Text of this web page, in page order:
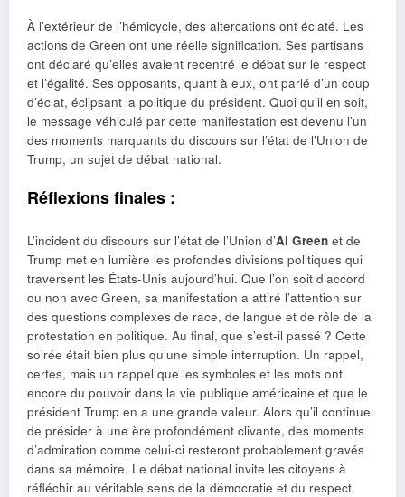
À l’extérieur de l’hémicycle, des altercations ont éclaté. Les
actions de Green ont une réelle signification. Ses partisans
ont déclaré qu’elles avaient recentré le débat sur le respect
et l’égalité. Ses opposants, quant à eux, ont parlé d’un coup
d’éclat, éclipsant la politique du président. Quoi qu’il en soit,
le message véhiculé par cette manifestation est devenu l’un
des moments marquants du discours sur l’état de l’Union de
Trump, un sujet de débat national.
Réflexions finales :
L’incident du discours sur l’état de l’Union d’Al Green et de
Trump met en lumière les profondes divisions politiques qui
traversent les États-Unis aujourd’hui. Que l’on soit d’accord
ou non avec Green, sa manifestation a attiré l’attention sur
des questions complexes de race, de langue et de rôle de la
protestation en politique. Au final, que s’est-il passé ? Cette
soirée était bien plus qu’une simple interruption. Un rappel,
certes, mais un rappel que les symboles et les mots ont
encore du pouvoir dans la vie publique américaine et que le
président Trump en a une grande valeur. Alors qu’il continue
de présider à une ère profondément clivante, des moments
d’admiration comme celui-ci resteront probablement gravés
dans sa mémoire. Le débat national invite les citoyens à
réfléchir au véritable sens de la démocratie et du respect.